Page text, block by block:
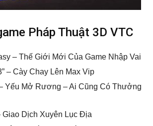
Pháp Thuật 3D VTC
– Thế Giới Mới Của Game Nhập Vai
– Cày Chay Lên Max Vip
Yếu Mở Rương – Ai Cũng Có Thưởng
Giao Dịch Xuyên Lục Địa